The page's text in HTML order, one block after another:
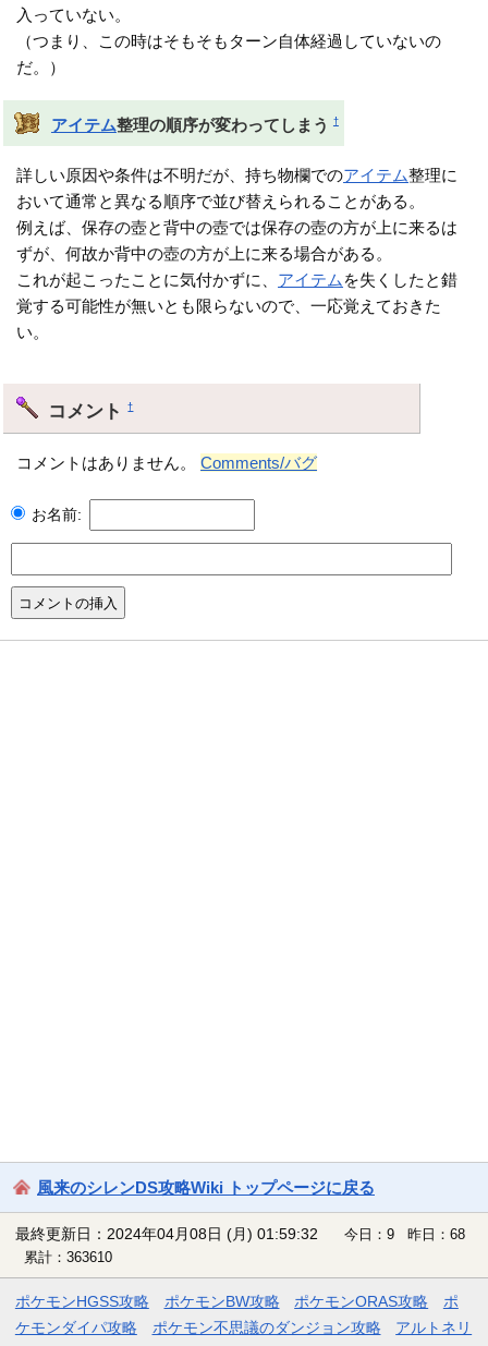
入っていない。
（つまり、この時はそもそもターン自体経過していないの
だ。）
アイテム整理の順序が変わってしまう †
詳しい原因や条件は不明だが、持ち物欄でのアイテム整理に
おいて通常と異なる順序で並び替えられることがある。
例えば、保存の壺と背中の壺では保存の壺の方が上に来るは
ずが、何故か背中の壺の方が上に来る場合がある。
これが起こったことに気付かずに、 アイテム を失くしたと錯
覚する可能性が無いとも限らないので、一応覚えておきた
い。
コメント†
コメントはありません。Comments/バグ
お名前:
風来のシレンDS攻略Wiki トップページに戻る
最終更新日：2024年04月08日 (月) 01:59:32
今日：9 昨日：68
累計：363610
ポケモンHGSS攻略 ポケモンBW攻略 ポケモンORAS攻略
ポ
ケモンダイパ攻略
ポケモン不思議のダンジョン攻略
アルトネリ